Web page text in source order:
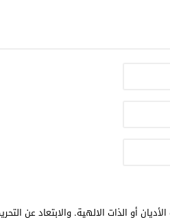
أو الذات الالهية. والابتعاد عن